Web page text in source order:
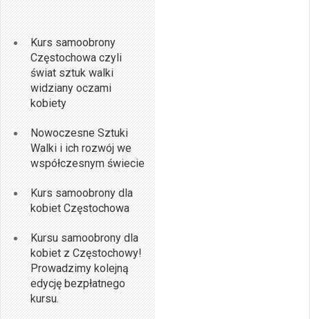
Kurs samoobrony
Częstochowa czyli
świat sztuk walki
widziany oczami
kobiety
Nowoczesne Sztuki
Walki i ich rozwój we
współczesnym świecie
Kurs samoobrony dla
kobiet Częstochowa
Kursu samoobrony dla
kobiet z Częstochowy!
Prowadzimy kolejną
edycję bezpłatnego
kursu.